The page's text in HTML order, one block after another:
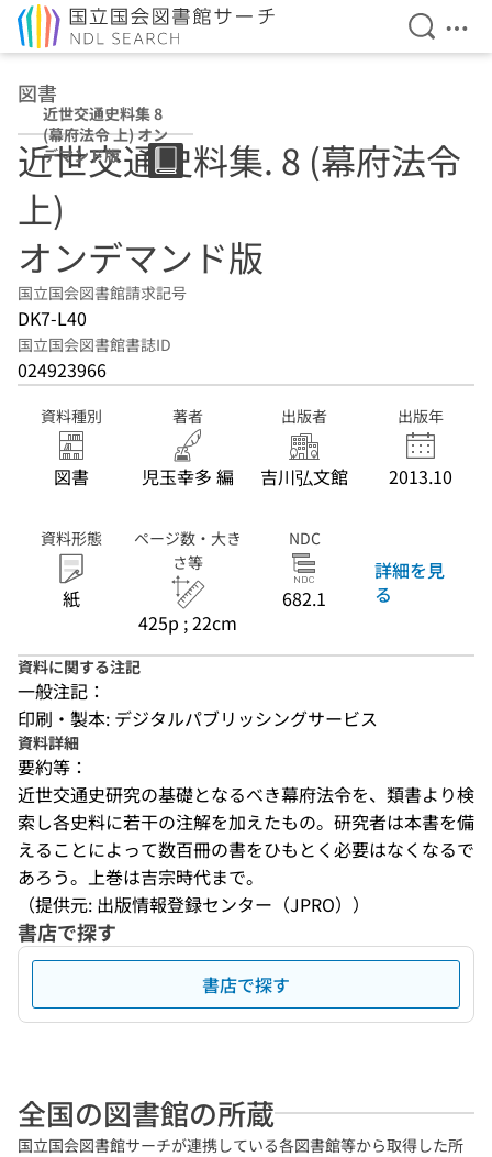
検索を
メ
図書
近世交通史料集 8
(幕府法令 上) オン
デマンド版
近世交通史料集. 8 (幕府法令
上)
オンデマンド版
国立国会図書館請求記号
DK7-L40
国立国会図書館書誌ID
024923966
資料種別
図書
著者
児玉幸多 編
出版者
吉川弘文館
出版年
2013.10
資料形態
紙
ページ数・大き
さ等
425p ; 22cm
NDC
682.1
詳細を見
る
資料に関する注記
一般注記：
印刷・製本: デジタルパブリッシングサービス
資料詳細
要約等：
近世交通史研究の基礎となるべき幕府法令を、類書より検
索し各史料に若干の注解を加えたもの。研究者は本書を備
えることによって数百冊の書をひもとく必要はなくなるで
あろう。上巻は吉宗時代まで。
（提供元: 出版情報登録センター（JPRO））
書店で探す
書店で探す
全国の図書館の所蔵
国立国会図書館サーチが連携している各図書館等から取得した所